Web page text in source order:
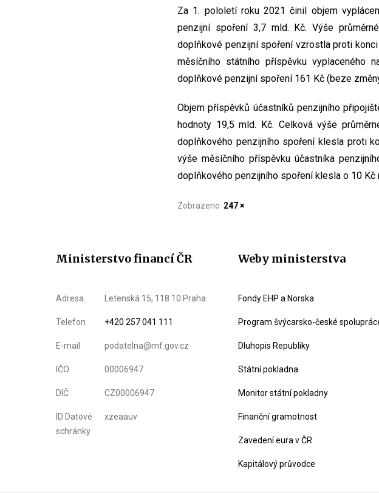
Za 1. pololetí roku 2021 činil objem
penzijní spoření 3,7 mld. Kč. Výše
doplňkové penzijní spoření vzrostla proti
měsíčního státního příspěvku
doplňkové penzijní spoření 161 Kč (beze
Objem příspěvků účastníků penzijního
hodnoty 19,5 mld. Kč. Celková výše
doplňkového penzijního spoření klesla proti
výše měsíčního příspěvku účastníka
doplňkového penzijního spoření klesla o 10 Kč
Zobrazeno 247 ×
Ministerstvo financí ČR
Adresa Letenská 15, 118 10 Praha
Telefon +420 257 041 111
E-mail podatelna@mf.gov.cz
IČO 00006947
DIČ CZ00006947
ID Datové
schránky
xzeaauv
Weby ministerstva
Fondy EHP a Norska
Program švýcarsko-české
Dluhopis Republiky
Státní pokladna
Monitor státní pokladny
Finanční gramotnost
Zavedení eura v ČR
Kapitálový průvodce